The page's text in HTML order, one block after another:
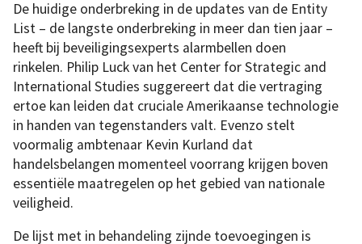
De huidige onderbreking in de updates van de Entity
List – de langste onderbreking in meer dan tien jaar –
heeft bij beveiligingsexperts alarmbellen doen
rinkelen. Philip Luck van het Center for Strategic and
International Studies suggereert dat die vertraging
ertoe kan leiden dat cruciale Amerikaanse technologie
in handen van tegenstanders valt. Evenzo stelt
voormalig ambtenaar Kevin Kurland dat
handelsbelangen momenteel voorrang krijgen boven
essentiële maatregelen op het gebied van nationale
veiligheid.
De lijst met in behandeling zijnde toevoegingen is